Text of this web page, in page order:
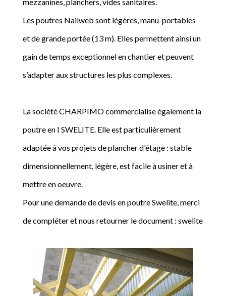
Les poutres Nailweb sont légères, manu-portables
et de grande portée (13 m). Elles permettent ainsi un
gain de temps exceptionnel en chantier et peuvent
s’adapter aux structures les plus complexes.
La société CHARPIMO commercialise également la
poutre en I SWELITE. Elle est particulièrement
adaptée à vos projets de plancher d'étage : stable
dimensionnellement, légère, est facile à usiner et à
mettre en oeuvre.
Pour une demande de devis en poutre Swelite, merci
de compléter et nous retourner le document : swelite